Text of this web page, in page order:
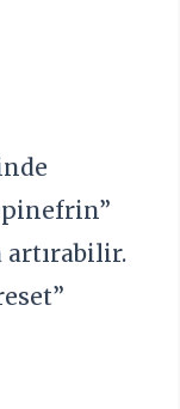
artırabilir.